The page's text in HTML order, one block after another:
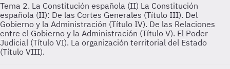
Tema 2. La Constitución española (II) La Constitución
española (II): De las Cortes Generales (Título III). Del
Gobierno y la Administración (Título IV). De las Relaciones
entre el Gobierno y la Administración (Título V). El Poder
Judicial (Título VI). La organización territorial del Estado
(Título VIII).